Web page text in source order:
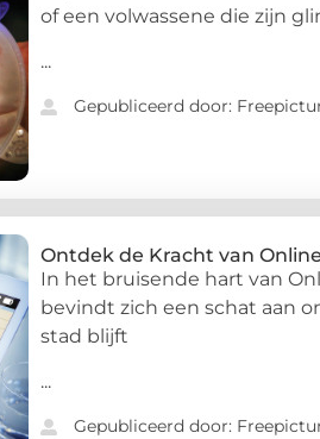
of een volwassene die zijn
...
Gepubliceerd door:
Ontdek de Kracht van
In het bruisende hart van
bevindt zich een schat aan
stad blijft
...
Gepubliceerd door: